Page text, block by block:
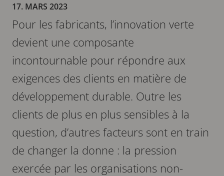
17. MARS 2023
Pour les fabricants, l’innovation verte
devient une composante
incontournable pour répondre aux
exigences des clients en matière de
développement durable. Outre les
clients de plus en plus sensibles à la
question, d’autres facteurs sont en train
de changer la donne : la pression
exercée par les organisations non-